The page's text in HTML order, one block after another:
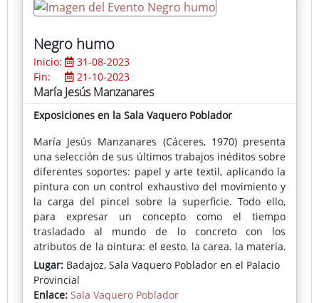
Negro humo
Inicio:
31-08-2023
Fin:
21-10-2023
María Jesús Manzanares
Exposiciones en la Sala Vaquero Poblador
María Jesús Manzanares (Cáceres, 1970) presenta
una selección de sus últimos trabajos inéditos sobre
diferentes soportes: papel y arte textil, aplicando la
pintura con un control exhaustivo del movimiento y
la carga del pincel sobre la superficie. Todo ello,
para expresar un concepto como el tiempo
trasladado al mundo de lo concreto con los
atributos de la pintura: el gesto, la carga, la materia,
las capas y sus transparencias, la opacidad y la
pintura que narra prescindiendo, en ocasiones, de
la figura.
Lugar: Badajoz, Sala Vaquero Poblador en el Palacio
Provincial
Enlace: Sala Vaquero Poblador